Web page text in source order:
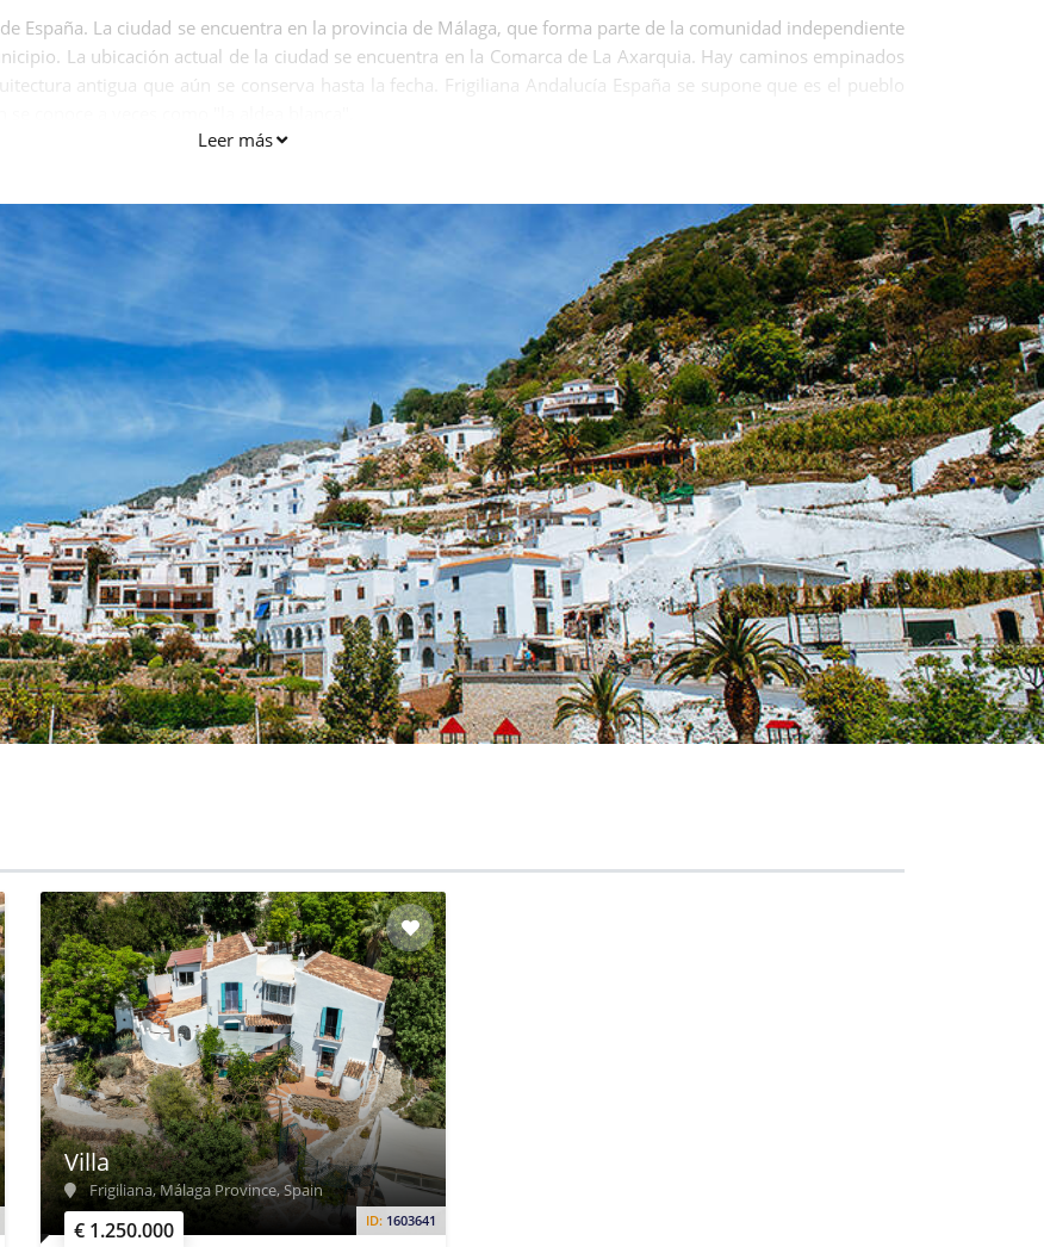
España. La ciudad se encuentra en la provincia de Málaga, que forma parte de la comunidad independiente
La ubicación actual de la ciudad se encuentra en la Comarca de La Axarquia. Hay caminos empinados
antigua que aún se conserva hasta la fecha. Frigiliana Andalucía España se supone que es el pueblo
Leer más
€ 1.250.000 ID: 1603641
Villa
Frigiliana, Málaga Province, Spain